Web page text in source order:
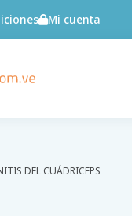
Mi cuenta
DEL CUÁDRICEPS